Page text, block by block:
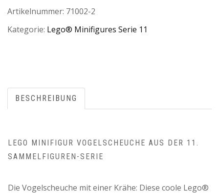
Artikelnummer: 71002-2
Kategorie: Lego® Minifigures Serie 11
BESCHREIBUNG
LEGO MINIFIGUR VOGELSCHEUCHE AUS DER 11.
SAMMELFIGUREN-SERIE
Die Vogelscheuche mit einer Krähe: Diese coole Lego®